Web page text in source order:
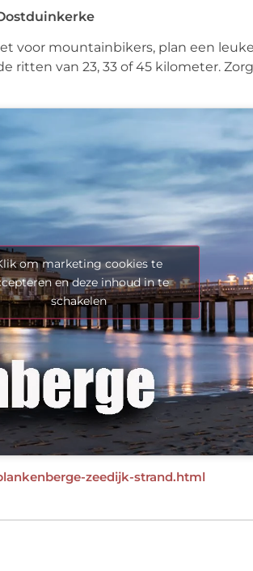
voor mountainbikers, plan een
ritten van 23, 33 of 45 kilometer.
om marketing cookies te
en deze inhoud in te
schakelen
zeedijk-strand.html